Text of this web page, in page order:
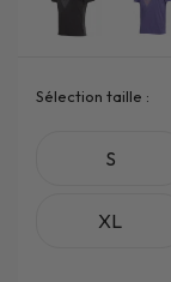
Sélection taille :
S
XL